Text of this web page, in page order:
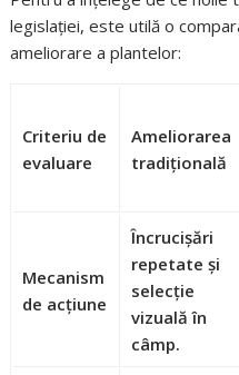
legislației, este utilă o
ameliorare a plantelor:
Criteriu de
evaluare
Ameliorarea
tradițională
Mecanism
de acțiune
Încrucișări
repetate și
selecție
vizuală în
câmp.